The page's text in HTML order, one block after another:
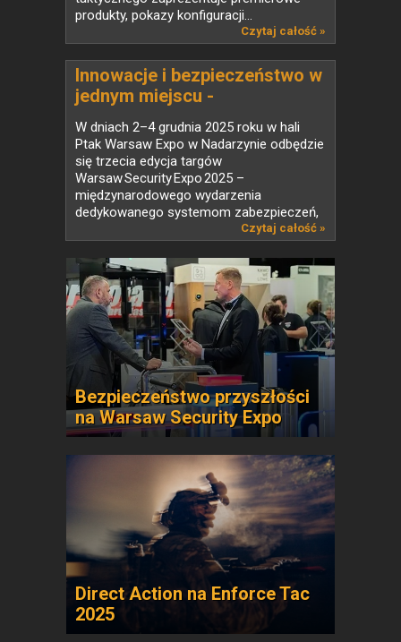
produkty, pokazy konfiguracji...
Czytaj całość »
Innowacje i bezpieczeństwo w
jednym miejscu -
Warsaw Security Expo 2025
W dniach 2–4 grudnia 2025 roku w hali
Ptak Warsaw Expo w Nadarzynie odbędzie
się trzecia edycja targów
Warsaw Security Expo 2025 –
międzynarodowego wydarzenia
dedykowanego systemom zabezpieczeń,
Czytaj całość »
Bezpieczeństwo przyszłości
na Warsaw Security Expo
Direct Action na Enforce Tac
2025